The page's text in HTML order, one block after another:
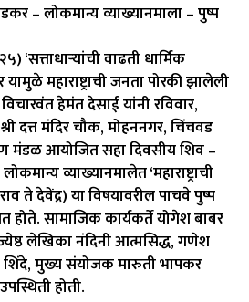
– लोकमान्य व्याख्यानमाला – पुष्प
‘सत्ताधाऱ्यांची वाढती धार्मिक
महाराष्ट्राची जनता पोरकी झालेली
हेमंत देसाई यांनी रविवार,
दत्त मंदिर चौक, मोहननगर, चिंचवड
आयोजित सहा दिवसीय शिव –
व्याख्यानमालेत ‘महाराष्ट्राची
ते देवेंद्र) या विषयावरील पाचवे पुष्प
सामाजिक कार्यकर्ते योगेश बाबर
लेखिका नंदिनी आत्मसिद्ध, गणेश
शिंदे, मुख्य संयोजक मारुती भापकर
होती.